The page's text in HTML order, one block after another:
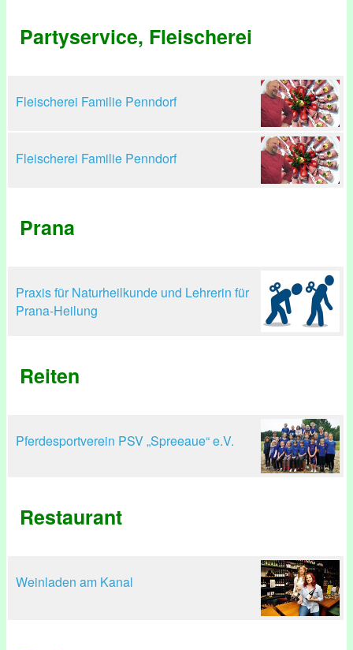
Partyservice, Fleischerei
Fleischerei Familie Penndorf
Fleischerei Familie Penndorf
Prana
Praxis für Naturheilkunde und Lehrerin für
Prana-Heilung
Reiten
Pferdesportverein PSV „Spreeaue“ e.V.
Restaurant
Weinladen am Kanal